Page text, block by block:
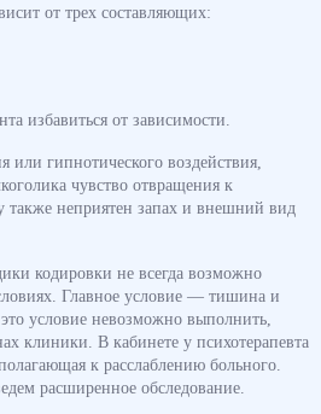
от трех составляющих:
избавиться от зависимости.
гипнотического воздействия,
чувство отвращения к
также неприятен запах и внешний вид
кодировки не всегда возможно
Главное условие — тишина и
условие невозможно выполнить,
клиники. В кабинете у психотерапевта
к расслаблению больного.
расширенное обследование.